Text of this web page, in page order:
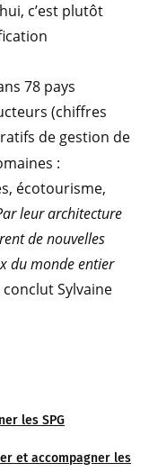
les SPG
et accompagner les
c’est plutôt
78 pays
(chiffres
de gestion de
:
écotourisme,
leur architecture
de nouvelles
du monde entier
conclut Sylvaine